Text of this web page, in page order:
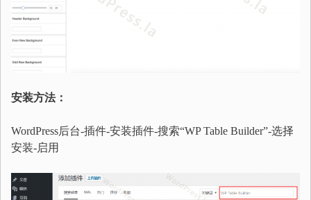
安装方法：
WordPress后台-插件-安装插件-搜索“WP Table Builder”-选择
安装-启用